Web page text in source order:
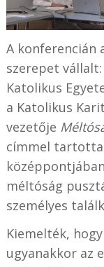
A konferencián
szerepet
Katolikus
a Katolikus
vezetője
címmel
méltóság
személyes
Kiemelték,
ugyanakkor az